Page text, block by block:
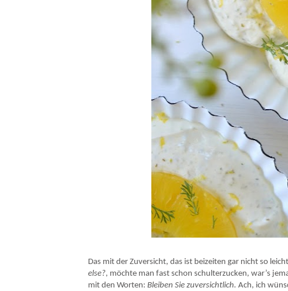
Das mit der Zuversicht, das ist beizeiten gar nicht so
else?, möchte man fast schon schulterzucken, war’s
mit den Worten:Bleiben Sie zuversichtlich. Ach, ich